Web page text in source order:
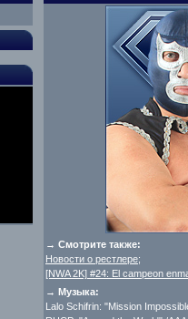
→ Смотрите также:
Новости о рестлере;
[NWA 2K] #24: El campeon
→ Музыка:
Lalo Schifrin: "Mission